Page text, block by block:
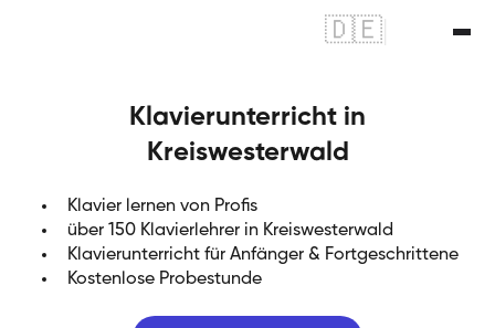
🇩🇪
Klavierunterricht in
Kreiswesterwald
Klavier lernen von Profis
über 150 Klavierlehrer in Kreiswesterwald
Klavierunterricht für Anfänger & Fortgeschrittene
Kostenlose Probestunde